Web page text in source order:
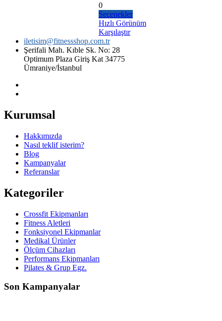
0
Seçenekler
Hızlı Görünüm
Karşılaştır
iletisim@fitnessshop.com.tr
Şerifali Mah. Kıble Sk. No: 28
Optimum Plaza Giriş Kat 34775
Ümraniye/İstanbul
Kurumsal
Hakkımızda
Nasıl teklif isterim?
Blog
Kampanyalar
Referanslar
Kategoriler
Crossfit Ekipmanları
Fitness Aletleri
Fonksiyonel Ekipmanlar
Medikal Ürünler
Ölçüm Cihazları
Performans Ekipmanları
Pilates & Grup Egz.
Son Kampanyalar